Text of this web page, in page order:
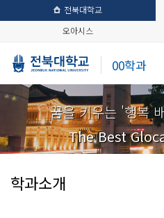
전북대학교
오아시스
00학과
꿈을 키우는 '행복
The Best
학과소개